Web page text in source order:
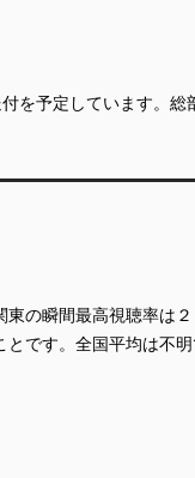
付を予定しています。
の瞬間最高視聴率は２
とです。全国平均は不